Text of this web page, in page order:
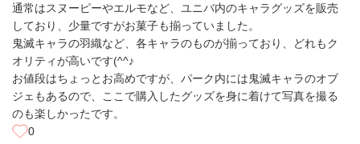
通常はスヌーピーやエルモなど、ユニバ内のキャラグッズを販売
しており、少量ですがお菓子も揃っていました。
鬼滅キャラの羽織など、各キャラのものが揃っており、どれもク
オリティが高いです(^^♪
お値段はちょっとお高めですが、パーク内には鬼滅キャラのオブ
ジェもあるので、ここで購入したグッズを身に着けて写真を撮る
のも楽しかったです。
0